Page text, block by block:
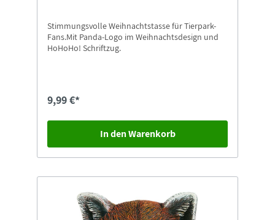
Stimmungsvolle Weihnachtstasse für Tierpark-
Fans.Mit Panda-Logo im Weihnachtsdesign und
HoHoHo! Schriftzug.
9,99 €*
In den Warenkorb